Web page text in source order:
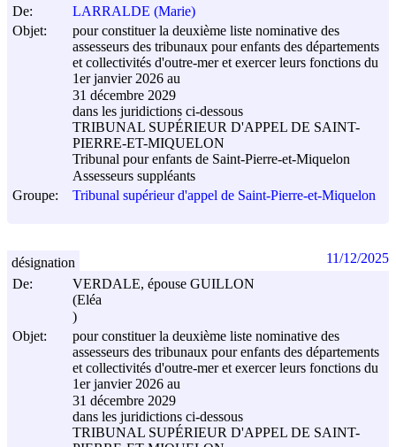
De:
LARRALDE (Marie)
Objet:
pour constituer la deuxième liste nominative des
assesseurs des tribunaux pour enfants des départements
et collectivités d'outre-mer et exercer leurs fonctions du
1er janvier 2026 au
31 décembre 2029
dans les juridictions ci-dessous
TRIBUNAL SUPÉRIEUR D'APPEL DE SAINT-
PIERRE-ET-MIQUELON
Tribunal pour enfants de Saint-Pierre-et-Miquelon
Assesseurs suppléants
Groupe:
Tribunal supérieur d'appel de Saint-Pierre-et-Miquelon
De:
VERDALE, épouse GUILLON
(Eléa
)
Objet:
pour constituer la deuxième liste nominative des
assesseurs des tribunaux pour enfants des départements
et collectivités d'outre-mer et exercer leurs fonctions du
1er janvier 2026 au
31 décembre 2029
dans les juridictions ci-dessous
TRIBUNAL SUPÉRIEUR D'APPEL DE SAINT-
désignation 11/12/2025